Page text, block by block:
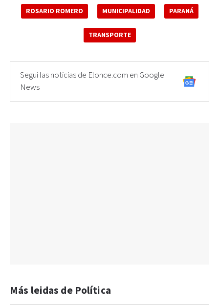
ROSARIO ROMERO MUNICIPALIDAD PARANÁ
TRANSPORTE
Seguí las noticias de Elonce.com en Google
News
Más leidas de Política